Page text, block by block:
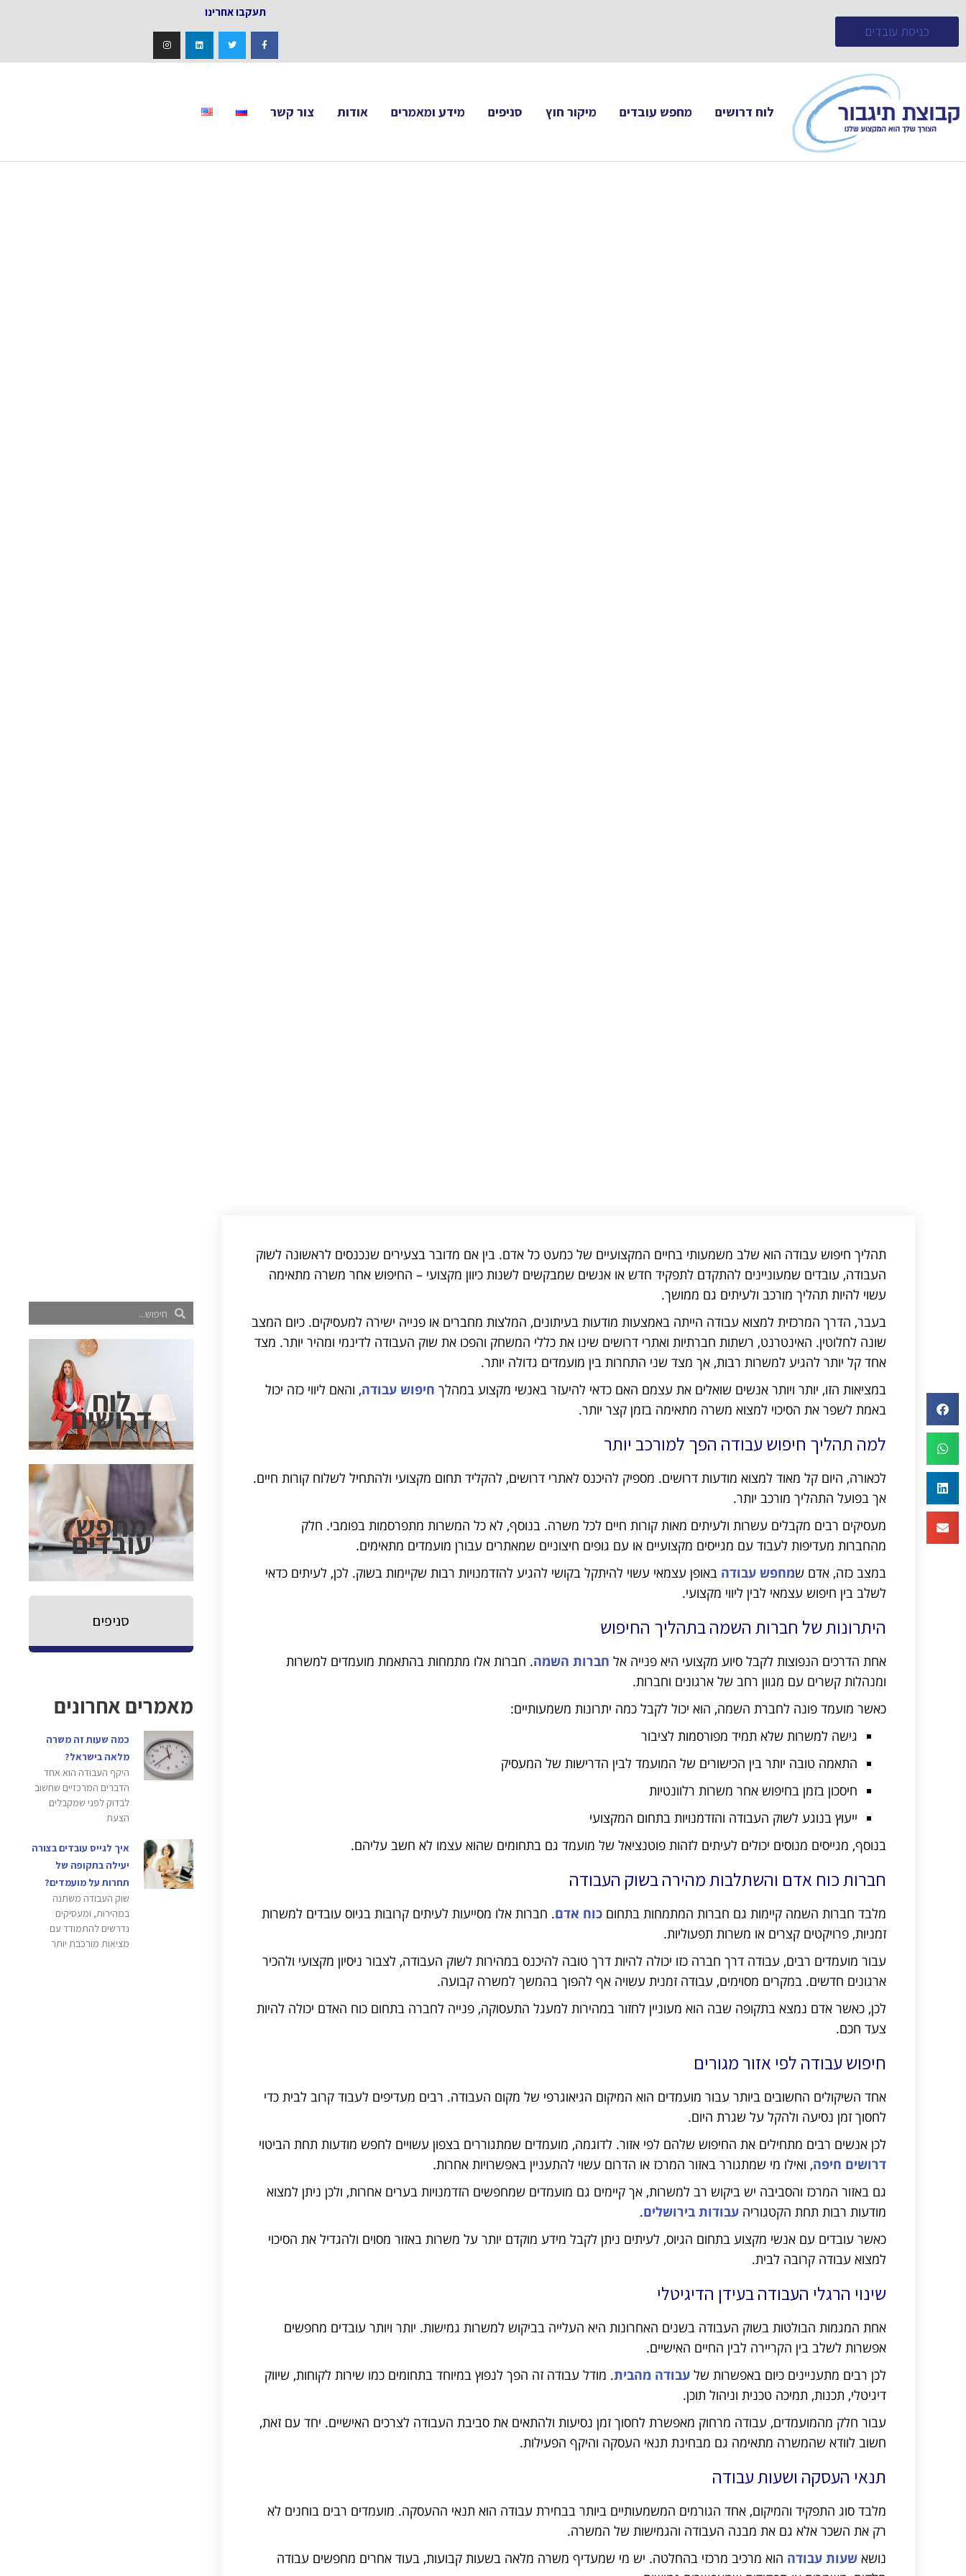
כניסת עובדים
תעקבו אחרינו
לוח דרושים מחפש עובדים מיקור חוץ סניפים מידע ומאמרים אודות צור קשר
תהליך חיפוש עבודה הוא שלב משמעותי בחיים המקצועיים של כמעט כל אדם. בין אם מדובר בצעירים שנכנסים לראשונה לשוק
העבודה, עובדים שמעוניינים להתקדם לתפקיד חדש או אנשים שמבקשים לשנות כיוון מקצועי – החיפוש אחר משרה מתאימה
עשוי להיות תהליך מורכב ולעיתים גם ממושך.
בעבר, הדרך המרכזית למצוא עבודה הייתה באמצעות מודעות בעיתונים, המלצות מחברים או פנייה ישירה למעסיקים. כיום המצב
שונה לחלוטין. האינטרנט, רשתות חברתיות ואתרי דרושים שינו את כללי המשחק והפכו את שוק העבודה לדינמי ומהיר יותר. מצד
אחד קל יותר להגיע למשרות רבות, אך מצד שני התחרות בין מועמדים גדולה יותר.
במציאות הזו, יותר ויותר אנשים שואלים את עצמם האם כדאי להיעזר באנשי מקצוע במהלך חיפוש עבודה, והאם ליווי כזה יכול
באמת לשפר את הסיכוי למצוא משרה מתאימה בזמן קצר יותר.
למה תהליך חיפוש עבודה הפך למורכב יותר
לכאורה, היום קל מאוד למצוא מודעות דרושים. מספיק להיכנס לאתרי דרושים, להקליד תחום מקצועי ולהתחיל לשלוח קורות חיים.
אך בפועל התהליך מורכב יותר.
מעסיקים רבים מקבלים עשרות ולעיתים מאות קורות חיים לכל משרה. בנוסף, לא כל המשרות מתפרסמות בפומבי. חלק
מהחברות מעדיפות לעבוד עם מגייסים מקצועיים או עם גופים חיצוניים שמאתרים עבורן מועמדים מתאימים.
במצב כזה, אדם שמחפש עבודה באופן עצמאי עשוי להיתקל בקושי להגיע להזדמנויות רבות שקיימות בשוק. לכן, לעיתים כדאי
לשלב בין חיפוש עצמאי לבין ליווי מקצועי.
היתרונות של חברות השמה בתהליך החיפוש
אחת הדרכים הנפוצות לקבל סיוע מקצועי היא פנייה אל חברות השמה. חברות אלו מתמחות בהתאמת מועמדים למשרות
ומנהלות קשרים עם מגוון רחב של ארגונים וחברות.
כאשר מועמד פונה לחברת השמה, הוא יכול לקבל כמה יתרונות משמעותיים:
גישה למשרות שלא תמיד מפורסמות לציבור
התאמה טובה יותר בין הכישורים של המועמד לבין הדרישות של המעסיק
חיסכון בזמן בחיפוש אחר משרות רלוונטיות
ייעוץ בנוגע לשוק העבודה והזדמנויות בתחום המקצועי
בנוסף, מגייסים מנוסים יכולים לעיתים לזהות פוטנציאל של מועמד גם בתחומים שהוא עצמו לא חשב עליהם.
חברות כוח אדם והשתלבות מהירה בשוק העבודה
מלבד חברות השמה קיימות גם חברות המתמחות בתחום כוח אדם. חברות אלו מסייעות לעיתים קרובות בגיוס עובדים למשרות
זמניות, פרויקטים קצרים או משרות תפעוליות.
עבור מועמדים רבים, עבודה דרך חברה כזו יכולה להיות דרך טובה להיכנס במהירות לשוק העבודה, לצבור ניסיון מקצועי ולהכיר
ארגונים חדשים. במקרים מסוימים, עבודה זמנית עשויה אף להפוך בהמשך למשרה קבועה.
לכן, כאשר אדם נמצא בתקופה שבה הוא מעוניין לחזור במהירות למעגל התעסוקה, פנייה לחברה בתחום כוח האדם יכולה להיות
צעד חכם.
חיפוש עבודה לפי אזור מגורים
אחד השיקולים החשובים ביותר עבור מועמדים הוא המיקום הגיאוגרפי של מקום העבודה. רבים מעדיפים לעבוד קרוב לבית כדי
לחסוך זמן נסיעה ולהקל על שגרת היום.
לכן אנשים רבים מתחילים את החיפוש שלהם לפי אזור. לדוגמה, מועמדים שמתגוררים בצפון עשויים לחפש מודעות תחת הביטוי
דרושים חיפה, ואילו מי שמתגורר באזור המרכז או הדרום עשוי להתעניין באפשרויות אחרות.
גם באזור המרכז והסביבה יש ביקוש רב למשרות, אך קיימים גם מועמדים שמחפשים הזדמנויות בערים אחרות, ולכן ניתן למצוא
מודעות רבות תחת הקטגוריה עבודות בירושלים.
כאשר עובדים עם אנשי מקצוע בתחום הגיוס, לעיתים ניתן לקבל מידע מוקדם יותר על משרות באזור מסוים ולהגדיל את הסיכוי
למצוא עבודה קרובה לבית.
שינוי הרגלי העבודה בעידן הדיגיטלי
אחת המגמות הבולטות בשוק העבודה בשנים האחרונות היא העלייה בביקוש למשרות גמישות. יותר ויותר עובדים מחפשים
אפשרות לשלב בין הקריירה לבין החיים האישיים.
לכן רבים מתעניינים כיום באפשרות של עבודה מהבית. מודל עבודה זה הפך לנפוץ במיוחד בתחומים כמו שירות לקוחות, שיווק
דיגיטלי, תכנות, תמיכה טכנית וניהול תוכן.
עבור חלק מהמועמדים, עבודה מרחוק מאפשרת לחסוך זמן נסיעות ולהתאים את סביבת העבודה לצרכים האישיים. יחד עם זאת,
חשוב לוודא שהמשרה מתאימה גם מבחינת תנאי העסקה והיקף הפעילות.
תנאי העסקה ושעות עבודה
מלבד סוג התפקיד והמיקום, אחד הגורמים המשמעותיים ביותר בבחירת עבודה הוא תנאי ההעסקה. מועמדים רבים בוחנים לא
רק את השכר אלא גם את מבנה העבודה והגמישות של המשרה.
נושא שעות עבודה הוא מרכיב מרכזי בהחלטה. יש מי שמעדיף משרה מלאה בשעות קבועות, בעוד אחרים מחפשים עבודה
לוח
דרושים
מחפש
עובדים
סניפים
מאמרים אחרונים
כמה שעות זה משרה
מלאה בישראל?
היקף העבודה הוא אחד
הדברים המרכזיים שחשוב
לבדוק לפני שמקבלים
הצעת
איך לגייס עובדים בצורה
יעילה בתקופה של
תחרות על מועמדים?
שוק העבודה משתנה
במהירות, ומעסיקים
נדרשים להתמודד עם
מציאות מורכבת יותר